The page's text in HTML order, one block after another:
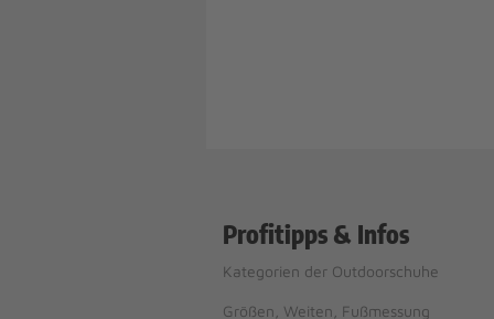
Profitipps & Infos
Kategorien der Outdoorschuhe
Größen, Weiten, Fußmessung